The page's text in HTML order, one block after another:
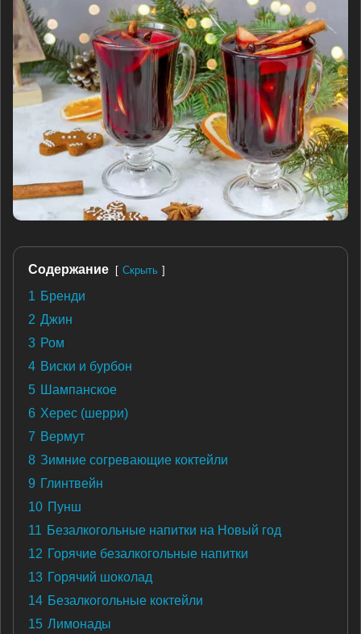
Содержание Скрыть
1 Бренди
2 Джин
3 Ром
4 Виски и бурбон
5 Шампанское
6 Херес (шерри)
7 Вермут
8 Зимние согревающие коктейли
9 Глинтвейн
10 Пунш
11 Безалкогольные напитки на Новый год
12 Горячие безалкогольные напитки
13 Горячий шоколад
14 Безалкогольные коктейли
15 Лимонады